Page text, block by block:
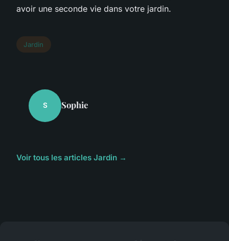
avoir une seconde vie dans votre jardin.
Jardin
S Sophie
Voir tous les articles Jardin →